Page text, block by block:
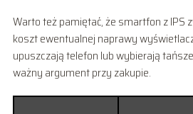
Warto też pamiętać, że smartfon z IPS
koszt ewentualnej naprawy
upuszczają telefon lub wybierają
ważny argument przy zakupie.